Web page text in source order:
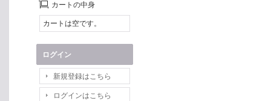
カートの中身
カートは空です。
ログイン
新規登録はこちら
ログインはこちら